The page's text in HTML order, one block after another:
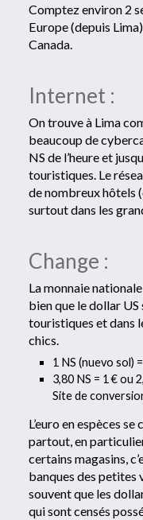
Comptez environ 2
Europe (depuis
Canada.
Internet :
On trouve à Lima
beaucoup de
NS de l’heure et
touristiques. Le
de nombreux hôtels
surtout dans les
Change :
La monnaie
bien que le dollar
touristiques et dans
chics.
1 NS (nuevo sol)
3,80 NS = 1 € ou
Site de
L’euro en espèces
partout, en
certains magasins,
banques des petites
souvent que les
qui sont censés